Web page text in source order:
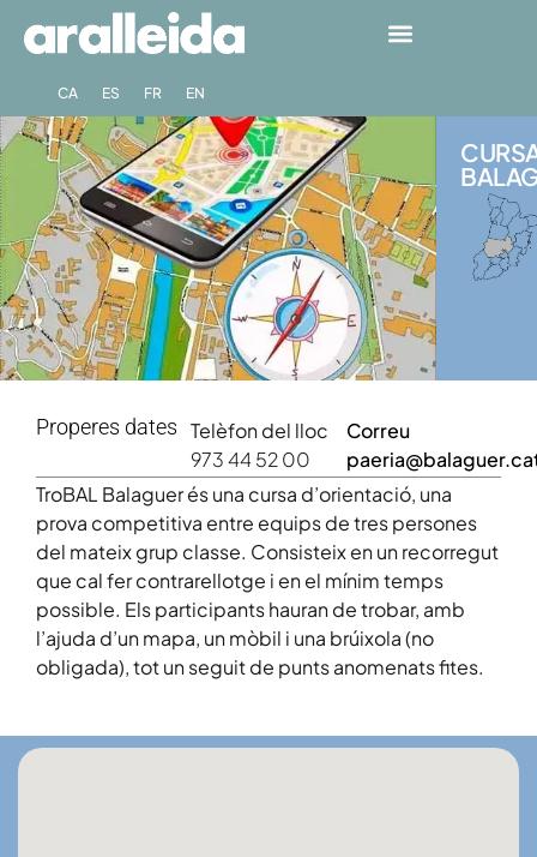
CA ES FR EN
Properes dates Telèfon del lloc
973 44 52 00
Correu
TroBAL Balaguer és una cursa d’orientació, una
prova competitiva entre equips de tres persones
del mateix grup classe. Consisteix en un recorregut
que cal fer contrarellotge i en el mínim temps
possible. Els participants hauran de trobar, amb
l’ajuda d’un mapa, un mòbil i una brúixola (no
obligada), tot un seguit de punts anomenats fites.